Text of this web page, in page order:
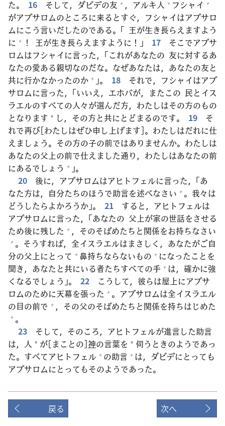
た。 16 そして，ダビデの友 + ，アルキ人 + フシャイ +
がアブサロムのところに来るとすぐ，フシャイはアブサロ
ムにこう言いだしたのである。「 王が生き長らえますよう
に + ！ 王が生き長らえますように！」 17
そこでアブサ
ロムはフシャイに言った，「これがあなたの 友に対するあ
なたの愛ある親切なのだな。なぜあなたは，あなたの友と
共に行かなかったのか + 」。 18
それで，フシャイはアブ
サロムに言った，「いいえ，エホバが，またこの 民とイス
ラエルのすべての人々が選んだ方，わたしはその方のもの
となります * し，その方と共にとどまるのです。 19
そ
れで再び[わたしはぜひ申 し 上げます]。わたしはだれに仕
えましょう。その方の子の前ではありませんか。わたしは
あなたの父 上の前で仕えました通り，わたしはあなたの前
にあるでしょう + 」。
20
後に，アブサロムはアヒトフェルに言った，「あ
なた方は， 自分たちのほうで助言を述べなさい + 。 我々 は
どうしたらよかろうか」。
21
すると，アヒトフェルは
アブサロムに言った，「あなたの 父 上が家の世話をさせる
ため後に残した + ，そのそばめたちと関係をお持ちなさい
+ 。そうすれば， 全イスラエルはまさしく，あなたがご自
分の父 上にとって + 鼻持ちならないもの + になったことを
聞き，あなたと共にいる者たちすべての手 + は， 確かに強
くなるでしょう」。
22 こうして， 彼らは屋 上にアブサ
ロムのために天幕を張った + 。アブサロムは全イスラエル
の目の前で + ，その父のそばめたちと関係を持ちはじめた
+ 。
23
そして，そのころ，アヒトフェルが進言した助言
は， 人 * が[まことの]神の言葉を * 伺うときのようであっ
た。すべてアヒトフェル + の助言 + は，ダビデにとっても
アブサロムにとってもそのようであった。
戻る 次へ